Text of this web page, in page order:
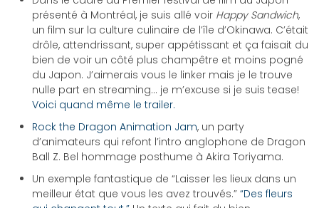
présenté à Montréal, je suis allé voir Happy Sandwich,
un film sur la culture culinaire de l’île d’Okinawa. C’était
drôle, attendrissant, super appétissant et ça faisait du
bien de voir un côté plus champêtre et moins pogné
du Japon. J’aimerais vous le linker mais je le trouve
nulle part en streaming… je m’excuse si je suis tease!
Voici quand même le trailer.
Rock the Dragon Animation Jam, un party
d’animateurs qui refont l’intro anglophone de Dragon
Ball Z. Bel hommage posthume à Akira Toriyama.
Un exemple fantastique de “Laisser les lieux dans un
meilleur état que vous les avez trouvés.” “Des fleurs